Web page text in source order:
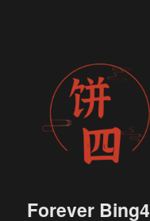
Forever Bing4